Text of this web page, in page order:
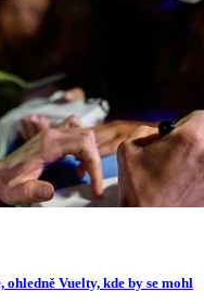
Vuelty, kde by se mohl